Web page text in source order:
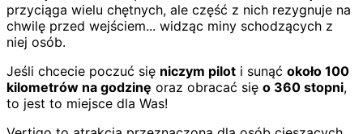
przyciąga wielu chętnych, ale część z nich rezygnuje na
chwilę przed wejściem... widząc miny schodzących z
niej osób.
Jeśli chcecie poczuć się niczym pilot i sunąć około 100
kilometrów na godzinę oraz obracać się o 360 stopni,
to jest to miejsce dla Was!